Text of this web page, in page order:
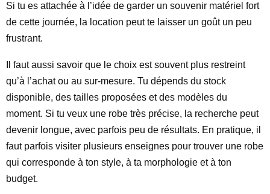
Si tu es attachée à l’idée de garder un souvenir matériel fort
de cette journée, la location peut te laisser un goût un peu
frustrant.
Il faut aussi savoir que le choix est souvent plus restreint
qu’à l’achat ou au sur-mesure. Tu dépends du stock
disponible, des tailles proposées et des modèles du
moment. Si tu veux une robe très précise, la recherche peut
devenir longue, avec parfois peu de résultats. En pratique, il
faut parfois visiter plusieurs enseignes pour trouver une robe
qui corresponde à ton style, à ta morphologie et à ton
budget.